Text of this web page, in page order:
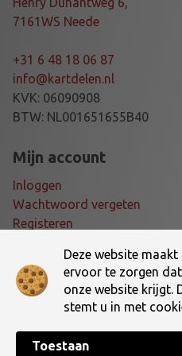
Deze website
ervoor te zorgen
onze website krijgt.
stemt u in met
Toestaan
C
D
I
V
.
L
U
R
E
a
a
7161WS Neede
+31 6 48 18 06 87
info@kartdelen.nl
KVK: 06090908
BTW: NL001651655B40
Mijn account
Inloggen
Wachtwoord vergeten
Registeren
Voorwaarden
Algemene voorwaarden
Verzending- en retourbeleid